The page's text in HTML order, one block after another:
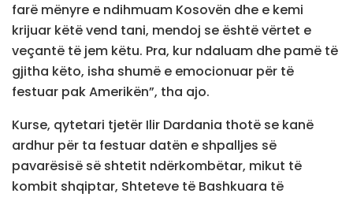
farë mënyre e ndihmuam Kosovën dhe e kemi
krijuar këtë vend tani, mendoj se është vërtet e
veçantë të jem këtu. Pra, kur ndaluam dhe pamë të
gjitha këto, isha shumë e emocionuar për të
festuar pak Amerikën”, tha ajo.
Kurse, qytetari tjetër Ilir Dardania thotë se kanë
ardhur për ta festuar datën e shpalljes së
pavarësisë së shtetit ndërkombëtar, mikut të
kombit shqiptar, Shteteve të Bashkuara të